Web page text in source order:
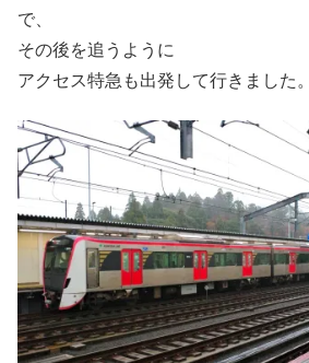
で、
その後を追うように
アクセス特急も出発して行きました。